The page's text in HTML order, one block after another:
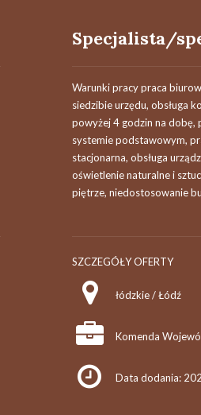
Warunki pracy praca
siedzibie urzędu, obsługa
powyżej 4 godzin na dobę,
systemie podstawowym,
stacjonarna, obsługa
oświetlenie naturalne i
piętrze, niedostosowanie
SZCZEGÓŁY OFERTY
łódzkie / Łódź
Data dodania: